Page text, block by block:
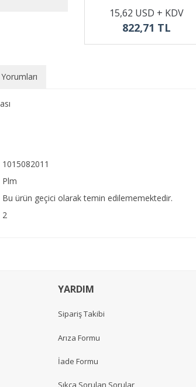
15,62 USD + KDV
822,71 TL
1015082011
Plm
Bu ürün geçici olarak temin edilememektedir.
2
YARDIM
Sipariş Takibi
Arıza Formu
İade Formu
Sıkça Sorulan Sorular